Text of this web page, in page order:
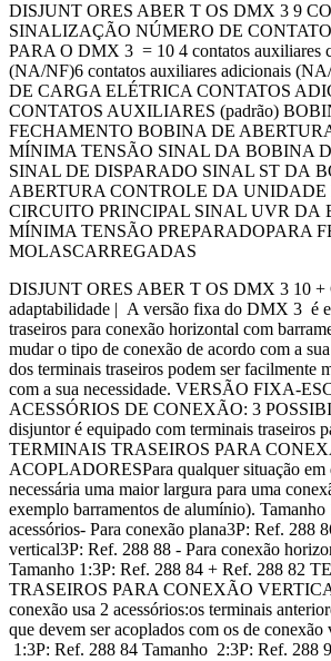
DISJUNT ORES ABER T OS DMX 3 9
SINALIZAÇÃO NÚMERO DE
PARA O DMX 3 = 10 4 contatos auxiliares
(NA/NF)6 contatos auxiliares adicionais
DE CARGA ELÉTRICA CONTATOS
CONTATOS AUXILIARES (padrão)
FECHAMENTO BOBINA DE
MÍNIMA TENSÃO SINAL DA BOBINA
SINAL DE DISPARADO SINAL ST DA
ABERTURA CONTROLE DA UNIDADE
CIRCUITO PRINCIPAL SINAL UVR DA
MÍNIMA TENSÃO PREPARADOPARA
MOLASCARREGADAS
DISJUNT ORES ABER T OS DMX 3 10 +
adaptabilidade | A versão fixa do DMX 3 é
traseiros para conexão horizontal com
mudar o tipo de conexão de acordo com a
dos terminais traseiros podem ser facilmente
com a sua necessidade. VERSÃO FIXA-
ACESSÓRIOS DE CONEXÃO: 3
disjuntor é equipado com terminais traseiros
TERMINAIS TRASEIROS PARA
ACOPLADORESPara qualquer situação em
necessária uma maior largura para uma
exemplo barramentos de alumínio). Tamanho
acessórios- Para conexão plana3P: Ref. 288
vertical3P: Ref. 288 88 - Para conexão
Tamanho 1:3P: Ref. 288 84 + Ref. 288 82
TRASEIROS PARA CONEXÃO
conexão usa 2 acessórios:os terminais
que devem ser acoplados com os de
1:3P: Ref. 288 84 Tamanho 2:3P: Ref. 288